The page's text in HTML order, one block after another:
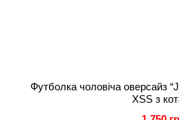
Футболка чоловіча оверсайз
XSS з